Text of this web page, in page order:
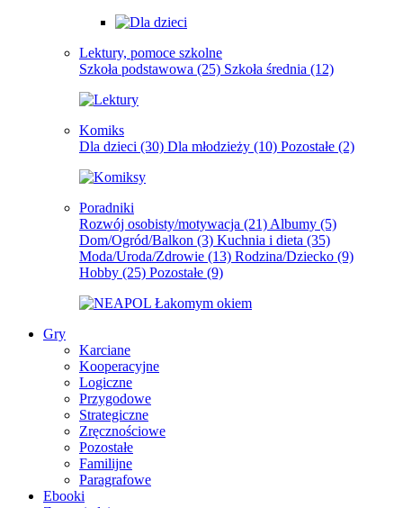
Lektury, pomoce szkolne
Szkoła podstawowa (25) Szkoła średnia (12)
Komiks
Dla dzieci (30) Dla młodzieży (10) Pozostałe (2)
Poradniki
Rozwój osobisty/motywacja (21) Albumy (5)
Dom/Ogród/Balkon (3) Kuchnia i dieta (35)
Moda/Uroda/Zdrowie (13) Rodzina/Dziecko (9)
Hobby (25) Pozostałe (9)
Gry
Karciane
Kooperacyjne
Logiczne
Przygodowe
Strategiczne
Zręcznościowe
Pozostałe
Familijne
Paragrafowe
Ebooki